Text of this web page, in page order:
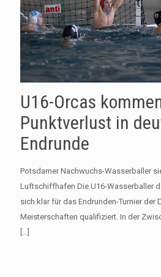
U16-Orcas
Punktverlust in
Endrunde
Potsdamer Nachwuchs-Wasserballer
Luftschiffhafen Die U16-Wasserballer
sich klar für das Endrunden-Turnier der
Meisterschaften qualifiziert. In der
[…]